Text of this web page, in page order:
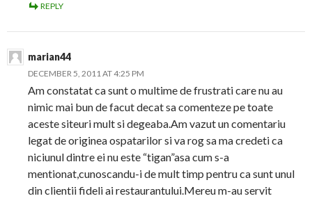
REPLY
marian44
DECEMBER 5, 2011 AT 4:25 PM
Am constatat ca sunt o multime de frustrati care nu au
nimic mai bun de facut decat sa comenteze pe toate
aceste siteuri mult si degeaba.Am vazut un comentariu
legat de originea ospatarilor si va rog sa ma credeti ca
niciunul dintre ei nu este “tigan”asa cum s-a
mentionat,cunoscandu-i de mult timp pentru ca sunt unul
din clientii fideli ai restaurantului.Mereu m-au servit